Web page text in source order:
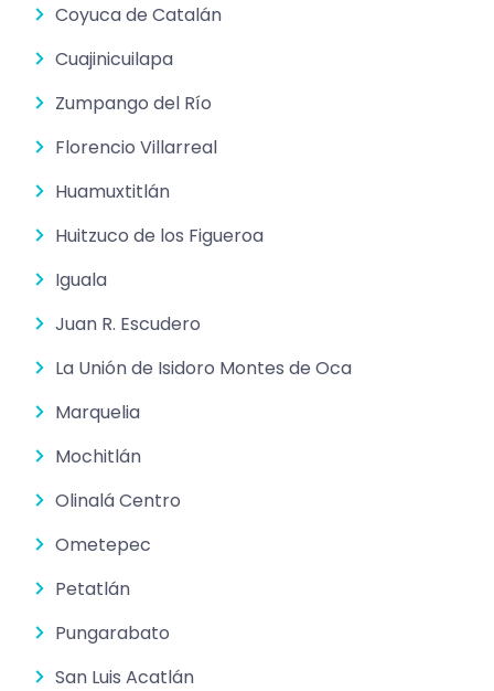
Coyuca de Catalán
Cuajinicuilapa
Zumpango del Río
Florencio Villarreal
Huamuxtitlán
Huitzuco de los Figueroa
Iguala
Juan R. Escudero
La Unión de Isidoro Montes de Oca
Marquelia
Mochitlán
Olinalá Centro
Ometepec
Petatlán
Pungarabato
San Luis Acatlán